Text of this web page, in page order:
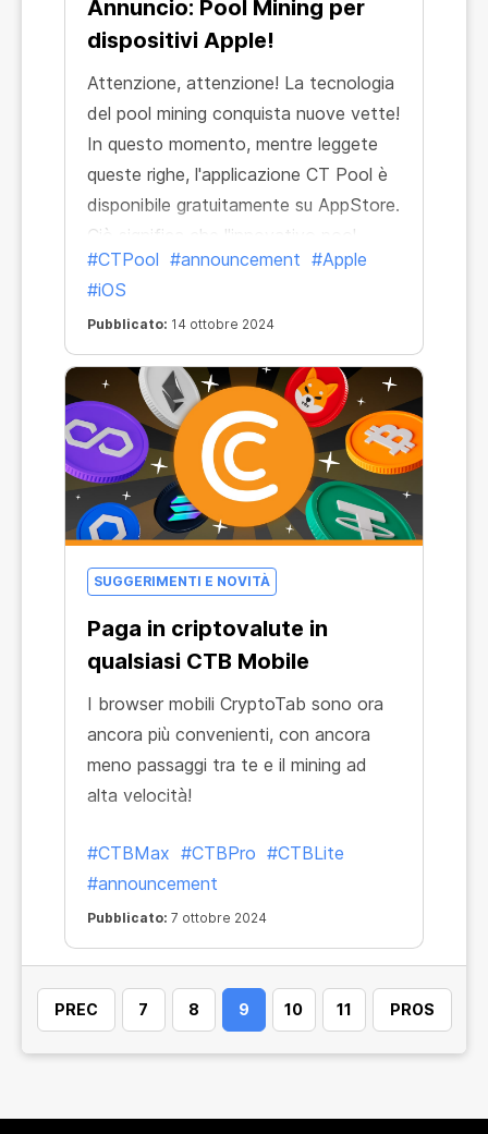
Annuncio: Pool Mining per
dispositivi Apple!
Attenzione, attenzione! La tecnologia
del pool mining conquista nuove vette!
In questo momento, mentre leggete
queste righe, l'applicazione CT Pool è
disponibile gratuitamente su AppStore.
Ciò significa che l'innovativo pool
mining di tutte le principali criptovalute
è ora disponibile sui dispositivi Apple!
#CTPool #announcement #Apple
#iOS
Pubblicato: 14 ottobre 2024
SUGGERIMENTI E NOVITÀ
Paga in criptovalute in
qualsiasi CTB Mobile
I browser mobili CryptoTab sono ora
ancora più convenienti, con ancora
meno passaggi tra te e il mining ad
alta velocità!
#CTBMax #CTBPro #CTBLite
#announcement
Pubblicato: 7 ottobre 2024
PREC 7 8 9 10 11 PROS